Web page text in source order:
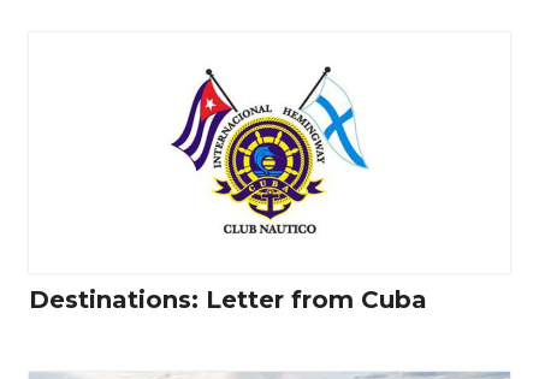
Destinations: Letter from Cuba